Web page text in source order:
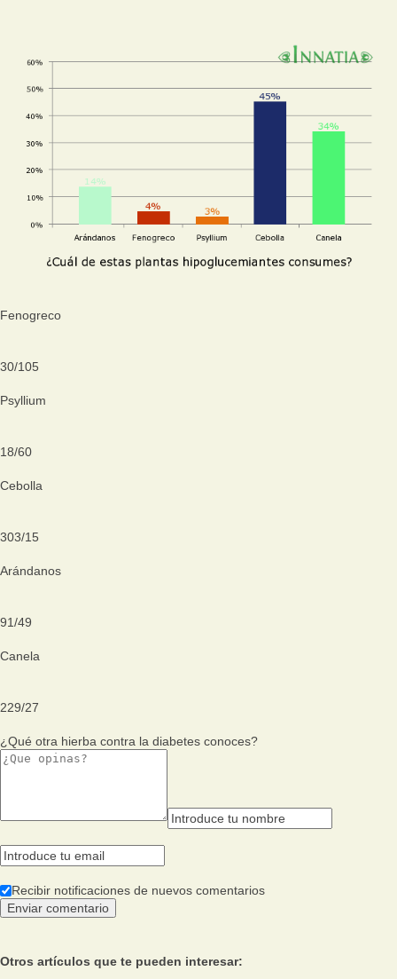
Fenogreco
30/105
Psyllium
18/60
Cebolla
303/15
Arándanos
91/49
Canela
229/27
¿Qué otra hierba contra la diabetes conoces?
Recibir notificaciones de nuevos comentarios
Otros artículos que te pueden interesar: